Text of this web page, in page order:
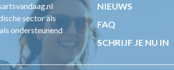
sector als
ondersteunend
NIEUWS
FAQ
SCHRIJF JE NU IN